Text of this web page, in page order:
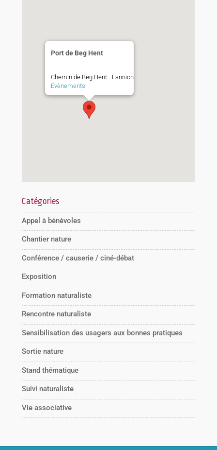
Port de Beg Hent
Chemin de Beg Hent - Lannion
Évènements
Catégories
Appel à bénévoles
Chantier nature
Conférence / causerie / ciné-débat
Exposition
Formation naturaliste
Rencontre naturaliste
Sensibilisation des usagers aux bonnes pratiques
Sortie nature
Stand thématique
Suivi naturaliste
Vie associative